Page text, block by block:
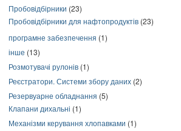
Пробовідбірники (23)
Пробовідбірники для нафтопродуктів (23)
програмне забезпечення (1)
інше (13)
Розмотувачі рулонів (1)
Реєстратори. Системи збору даних (2)
Резервуарне обладнання (5)
Клапани дихальні (1)
Механізми керування хлопавками (1)